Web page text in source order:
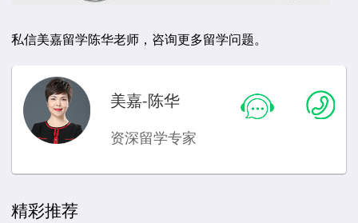
私信美嘉留学陈华老师，咨询更多留学问题。
美嘉-陈华
资深留学专家
精彩推荐